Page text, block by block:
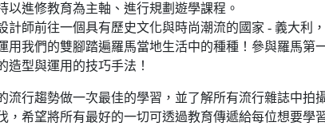
以進修教育為主軸、進行規劃遊學課程。
計師前往一個具有歷史文化與時尚潮流的國家 - 義大利
用我們的雙腳踏遍羅馬當地生活中的種種！參與羅馬第
造型與運用的技巧手法！
流行趨勢做一次最佳的學習，並了解所有流行雜誌中拍
，希望將所有最好的一切可透過教育傳遞給每位想要學